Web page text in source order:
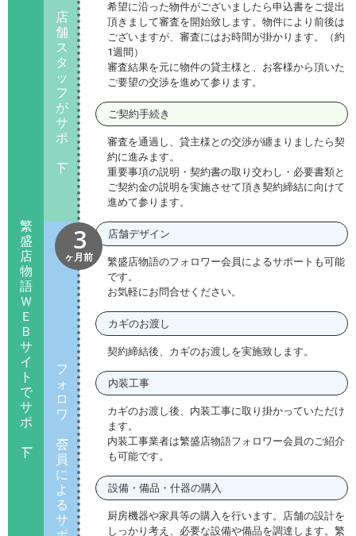
繁
盛
店
物
語
Ｗ
Ｅ
Ｂ
サ
イ
ト
で
サ
ポ
ト
店
舗
ス
タ
ッ
フ
が
サ
ポ
ト
希望に沿った物件がございましたら申込書をご提出
頂きまして審査を開始致します。物件により前後は
ございますが、審査にはお時間が掛かります。（約
1週間）
審査結果を元に物件の貸主様と、お客様から頂いた
ご要望の交渉を進めて参ります。
ご契約手続き
審査を通過し、貸主様との交渉が纏まりましたら契
約に進みます。
重要事項の説明・契約書の取り交わし・必要書類と
ご契約金の説明を実施させて頂き契約締結に向けて
進めて参ります。
フ
ォ
ロ
ワ
会
員
に
よ
る
サ
3
ヶ月前
店舗デザイン
繁盛店物語のフォロワー会員によるサポートも可能
です。
お気軽にお問合せください。
カギのお渡し
契約締結後、カギのお渡しを実施致します。
内装工事
カギのお渡し後、内装工事に取り掛かっていただけ
ます。
内装工事業者は繁盛店物語フォロワー会員のご紹介
も可能です。
設備・備品・什器の購入
厨房機器や家具等の購入を行います。店舗の設計を
しっかり考え、必要な設備や備品を調達します。繁